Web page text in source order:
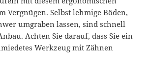
Vergnügen. Selbst lehmige Böden,
umgraben lassen, sind schnell
Achten Sie darauf, dass Sie ein
Werkzeug mit Zähnen